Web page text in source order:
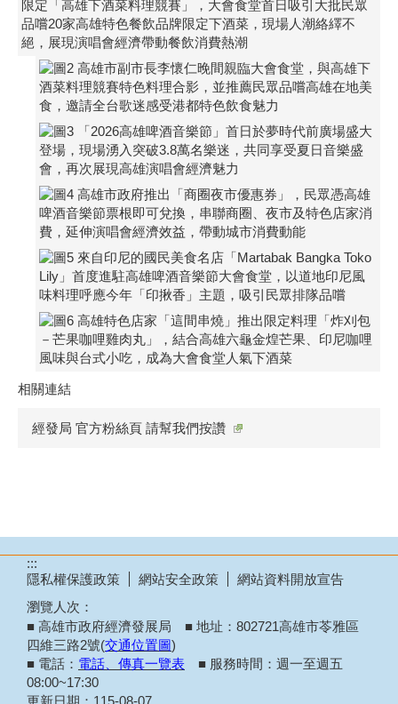
相關連結
經發局 官方粉絲頁 請幫我們按讚
:::
隱私權保護政策
網站安全政策
網站資料開放宣告
瀏覽人次：
■ 高雄市政府經濟發展局 ■ 地址：802721高雄市苓雅區
四維三路2號(交通位置圖)
■ 電話： 電話、傳真一覽表
■ 服務時間：週一至週五
08:00~17:30
更新日期： 115-08-07